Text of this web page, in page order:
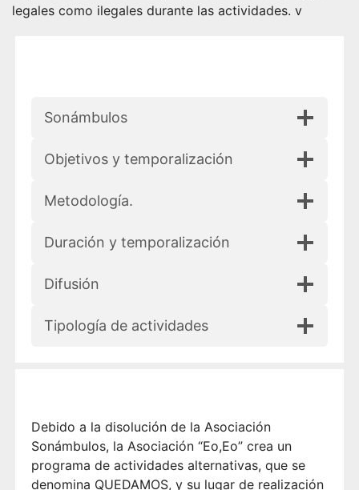
legales como ilegales durante las actividades. v
Sonámbulos
Objetivos y temporalización
Metodología.
Duración y temporalización
Difusión
Tipología de actividades
Debido a la disolución de la Asociación
Sonámbulos, la Asociación “Eo,Eo” crea un
programa de actividades alternativas, que se
denomina QUEDAMOS, y su lugar de realización